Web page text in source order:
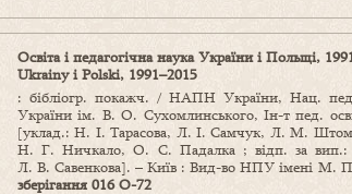
Освіта і педагогічна наука України і Польщі,
Ukrainy i Polski, 1991–2015
: бібліогр. покажч. / НАПН України, Нац.
України ім. В. О. Сухомлинського, Ін-т пед.
[уклад.: Н. І. Тарасова, Л. І. Самчук, Л. М.
Н. Г. Ничкало, О. С. Падалка ; відп. за вип.:
Л. В. Савенкова]. – Київ : Вид-во НПУ імені М.
зберігання 016 О-72